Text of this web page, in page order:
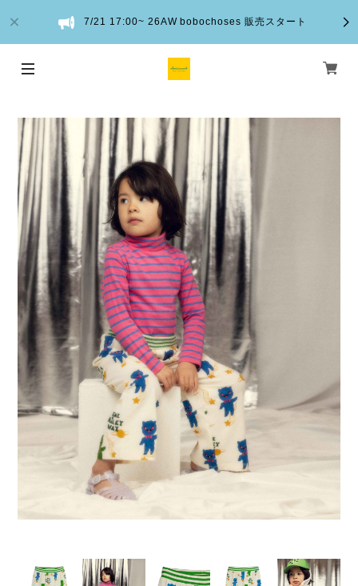
7/21 17:00~ 26AW bobochoses 販売スタート